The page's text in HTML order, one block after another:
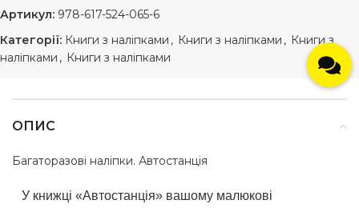
Артикул: 978-617-524-065-6
Категорії: Книги з наліпками , Книги з наліпками , Книги з
наліпками , Книги з наліпками
ОПИС
Багаторазові наліпки. Автостанція
У книжці «Автостанція» вашому малюкові